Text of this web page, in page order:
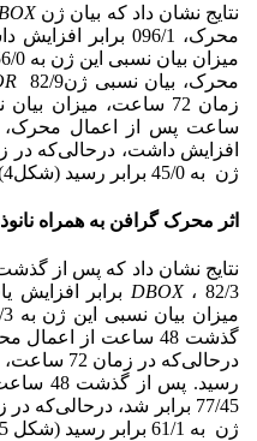
نتایج نشان داد که بیان ژن
محرک، بیان نسبی ژن
ساعت پس از اعمال محرک،
ژن به 45/0 برابر رسید (شکل4).
اثر محرک گرافن به همراه
نتایج نشان داد که پس از گذشت 48 ساعت از اعمال محرک، بیان
DBOX
میزان بیان نسبی این ژن به 31/3 برابر رسید. بیان ژن
رسید. پس از گذشت 48 ساعت از اعمال محرک، بیان ژن
ژن به 61/1 برابر رسید (شکل 5).